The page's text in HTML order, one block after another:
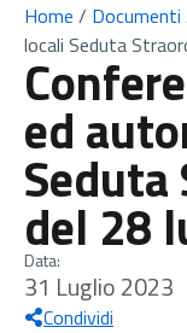
Home / Documenti
locali Seduta
ed
del 28
Data:
31 Luglio 2023
Condividi